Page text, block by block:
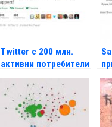
Twitter с 200 млн.
активни потребители
месечно